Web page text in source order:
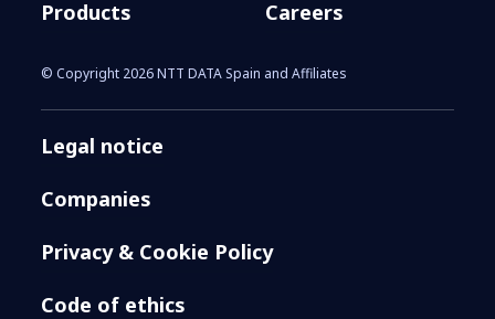
Products
Careers
© Copyright 2026 NTT DATA Spain and Affiliates
Legal notice
Companies
Privacy & Cookie Policy
Code of ethics